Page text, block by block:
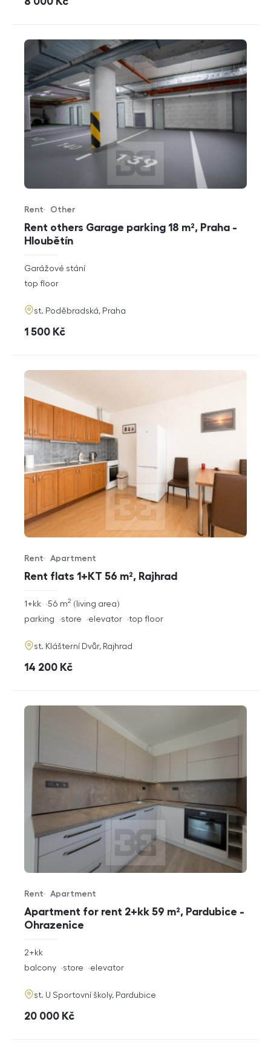
Rent others Garage parking 18 m², Praha -
Hloubětín
Offer type
Rent
Property type
Other
rozměry
disposition
Garážové stání
funkce
top floor
adresa
st. Poděbradská, Praha
cena
1 500 Kč
Rent flats 1+KT 56 m², Rajhrad
Offer type
Rent
Property type
Apartment
rozměry
disposition
1+kk living area
56 m2
funkce
parking store elevator top floor
adresa
st. Klášterní Dvůr, Rajhrad
cena
14 200 Kč
Apartment for rent 2+kk 59 m², Pardubice -
Ohrazenice
Offer type
Rent
Property type
Apartment
rozměry
disposition
2+kk
funkce
balcony store elevator
adresa
st. U Sportovní školy, Pardubice
cena
20 000 Kč